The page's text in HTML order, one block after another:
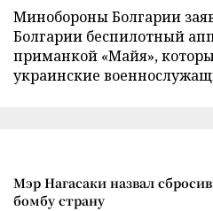
Минобороны Болгарии
Болгарии беспилотный
приманкой «Майя»,
украинские
Мэр Нагасаки назвал
бомбу страну